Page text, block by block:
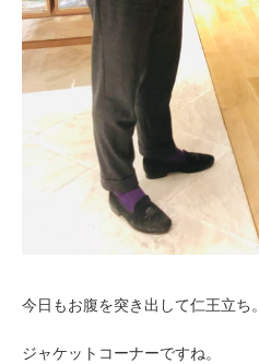
今日もお腹を突き出して仁王立ち。
ジャケットコーナーですね。